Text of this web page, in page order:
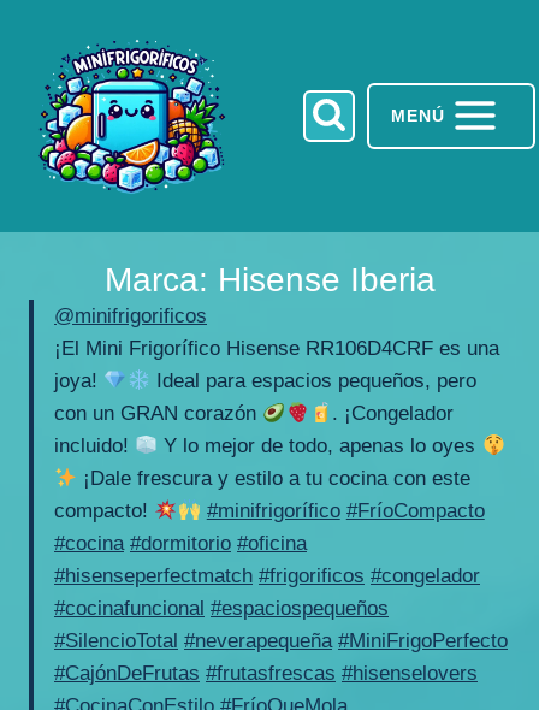
contenido
MENÚ
Marca: Hisense Iberia
@minifrigorificos
¡El Mini Frigorífico Hisense RR106D4CRF es una
joya!
Ideal para espacios pequeños, pero
con un GRAN corazón
. ¡Congelador
incluido!
Y lo mejor de todo, apenas lo oyes
¡Dale frescura y estilo a tu cocina con este
compacto!
#minifrigorífico #FríoCompacto
#cocina #dormitorio #oficina
#hisenseperfectmatch #frigorificos #congelador
#cocinafuncional #espaciospequeños
#SilencioTotal #neverapequeña #MiniFrigoPerfecto
#CajónDeFrutas #frutasfrescas #hisenselovers